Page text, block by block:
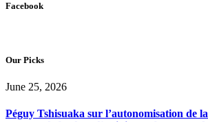
Facebook
Our Picks
June 25, 2026
Péguy Tshisuaka sur l’autonomisation de